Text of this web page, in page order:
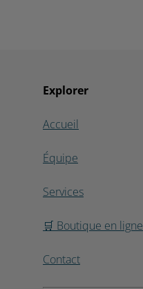
Explorer
Accueil
Équipe
Services
🛒 Boutique en ligne
Contact